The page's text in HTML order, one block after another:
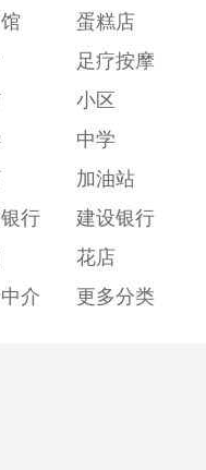
蛋糕店
足疗按摩
小区
中学
加油站
行
建设银行
花店
介 更多分类